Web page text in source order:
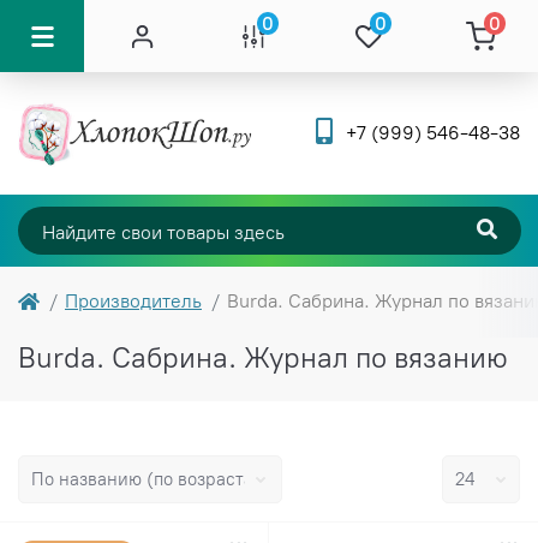
0 0 0
+7 (999) 546-48-38
Производитель Burda. Сабрина. Журнал по
Burda. Сабрина. Журнал по вязанию